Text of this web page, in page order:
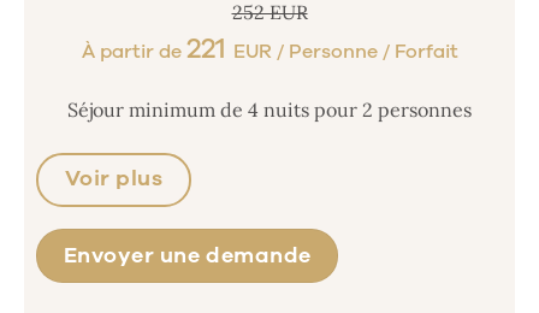
252 EUR
À partir de 221 EUR / Personne / Forfait
Séjour minimum de 4 nuits pour 2 personnes
Voir plus
Envoyer une demande